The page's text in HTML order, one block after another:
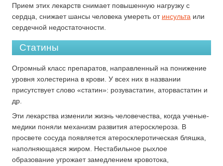
Прием этих лекарств снимает повышенную нагрузку с
сердца, снижает шансы человека умереть от инсультаили
сердечной недостаточности.
Статины
Огромный класс препаратов, направленный на понижение
уровня холестерина в крови. У всех них в названии
присутствует слово «статин»: розувастатин, аторвастатин и
др.
Эти лекарства изменили жизнь человечества, когда ученые-
медики поняли механизм развития атеросклероза. В
просвете сосуда появляется атеросклеротическая бляшка,
наполняющаяся жиром. Нестабильное рыхлое
образование угрожает замедлением кровотока,